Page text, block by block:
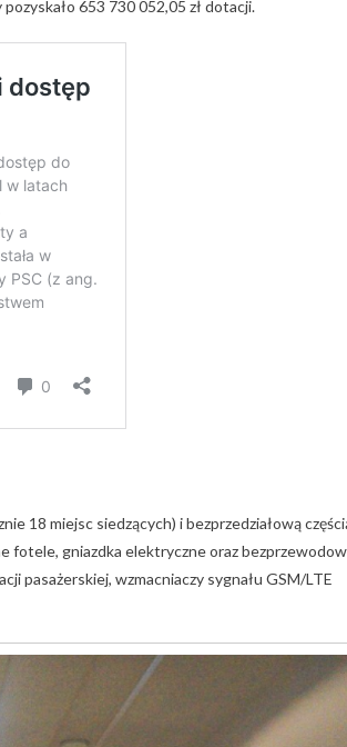
653 730 052,05 zł dotacji.
18 miejsc siedzących) i bezprzedziałową
fotele, gniazdka elektryczne oraz
pasażerskiej, wzmacniaczy sygnału GSM/LTE